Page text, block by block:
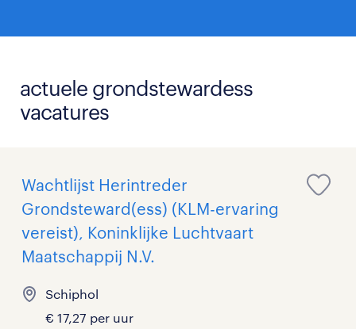
actuele grondstewardess
vacatures
Wachtlijst Herintreder
Grondsteward(ess) (KLM-ervaring
vereist), Koninklijke Luchtvaart
Maatschappij N.V.
Schiphol
€ 17,27 per uur